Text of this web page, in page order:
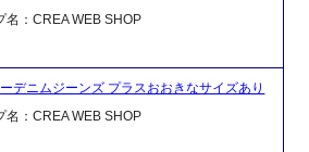
：CREA WEB SHOP
デニムジーンズ プラスおおきなサイズあり
：CREA WEB SHOP